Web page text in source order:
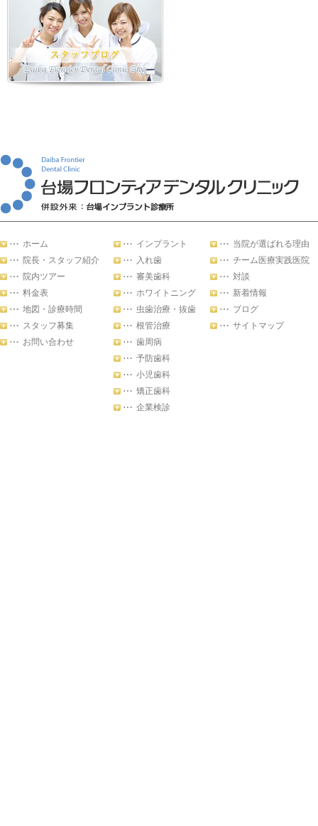
ホーム
院長・スタッフ紹介
院内ツアー
料金表
地図・診療時間
スタッフ募集
お問い合わせ
インプラント
入れ歯
審美歯科
ホワイトニング
虫歯治療・抜歯
根管治療
歯周病
予防歯科
小児歯科
矯正歯科
企業検診
当院が選ばれる理由
チーム医療実践医院
対談
新着情報
ブログ
サイトマップ